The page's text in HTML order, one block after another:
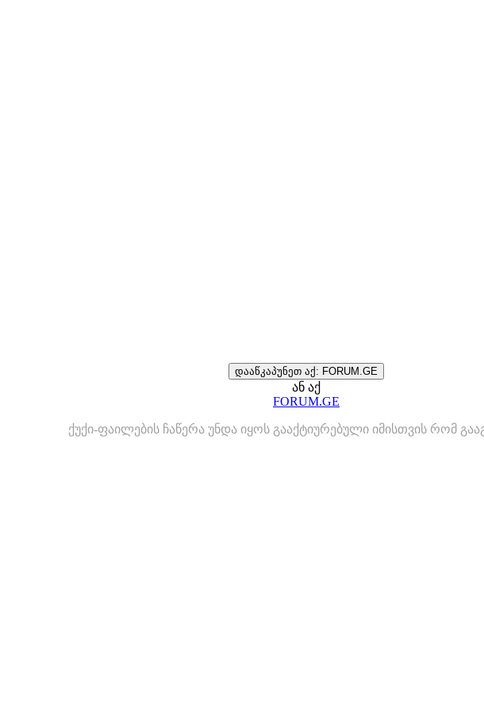
დააწკაპუნეთ აქ: FORUM.GE
ან აქ
FORUM.GE
ქუქი-ფაილების ჩაწერა უნდა იყოს გააქტიურებული იმისთვის რომ